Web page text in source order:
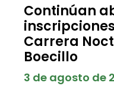
Continúan
Carrera
Boecillo
3 de agosto de